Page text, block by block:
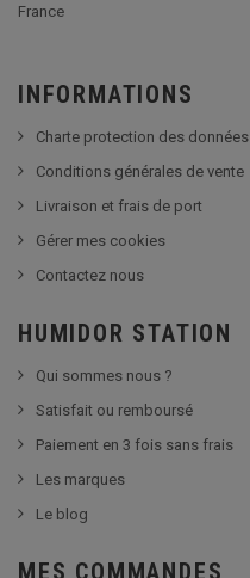
France
INFORMATIONS
Charte protection des données
Conditions générales de vente
Livraison et frais de port
Gérer mes cookies
Contactez nous
HUMIDOR STATION
Qui sommes nous ?
Satisfait ou remboursé
Paiement en 3 fois sans frais
Les marques
Le blog
MES COMMANDES